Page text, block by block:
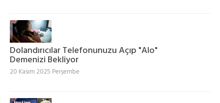
Dolandırıcılar Telefonunuzu Açıp "Alo"
Demenizi Bekliyor
20 Kasım 2025 Perşembe